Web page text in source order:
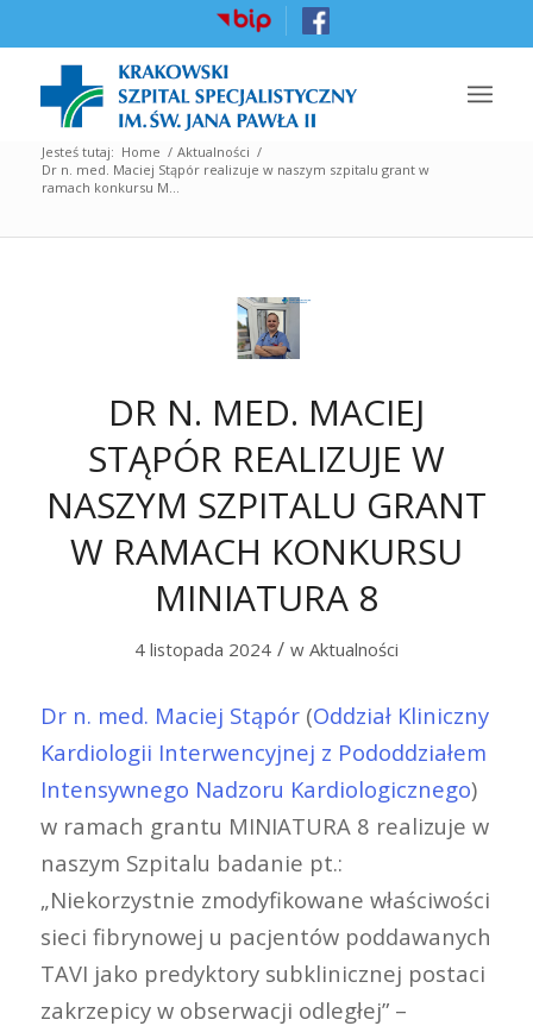
Jesteś tutaj: Home / Aktualności /
Dr n. med. Maciej Stąpór realizuje w naszym szpitalu grant w
ramach konkursu M...
DR N. MED. MACIEJ
STĄPÓR REALIZUJE W
NASZYM SZPITALU GRANT
W RAMACH KONKURSU
MINIATURA 8
4 listopada 2024 / w Aktualności
Dr n. med. Maciej Stąpór(Oddział Kliniczny
Kardiologii Interwencyjnej z Pododdziałem
Intensywnego Nadzoru Kardiologicznego)
w ramach grantu MINIATURA 8 realizuje w
naszym Szpitalu badanie pt.:
„Niekorzystnie zmodyfikowane właściwości
sieci fibrynowej u pacjentów poddawanych
TAVI jako predyktory subklinicznej postaci
zakrzepicy w obserwacji odległej” –